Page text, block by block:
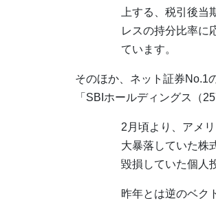
上する、税引後
レスの持分比率に
ています。
そのほか、ネット証券No.1
「SBIホールディングス（
2月頃より、アメ
大暴落していた株
毀損していた個人
昨年とは逆のベク